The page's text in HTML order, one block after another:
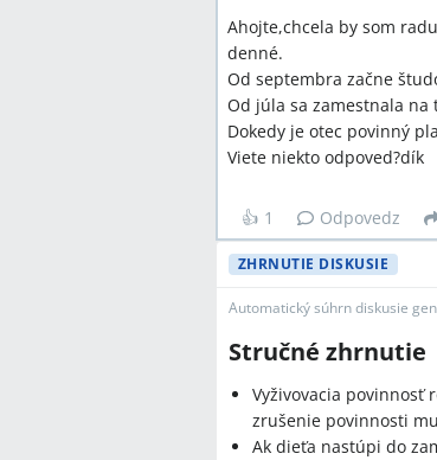
Ahojte,chcela by som
denné.
Od septembra začne
Od júla sa zamestnala na
Dokedy je otec povinný
Viete niekto odpoved?dík
👍 1 Odpovedz
ZHRNUTIE DISKUSIE
Automatický súhrn diskusie
Stručné zhrnutie
Vyživovacia povinnosť
zrušenie povinnosti
Ak dieťa nastúpi do